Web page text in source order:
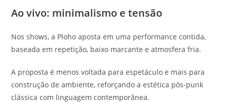
Ao vivo: minimalismo e tensão
Nos shows, a Ploho aposta em uma performance contida,
baseada em repetição, baixo marcante e atmosfera fria.
A proposta é menos voltada para espetáculo e mais para
construção de ambiente, reforçando a estética pós-punk
clássica com linguagem contemporânea.